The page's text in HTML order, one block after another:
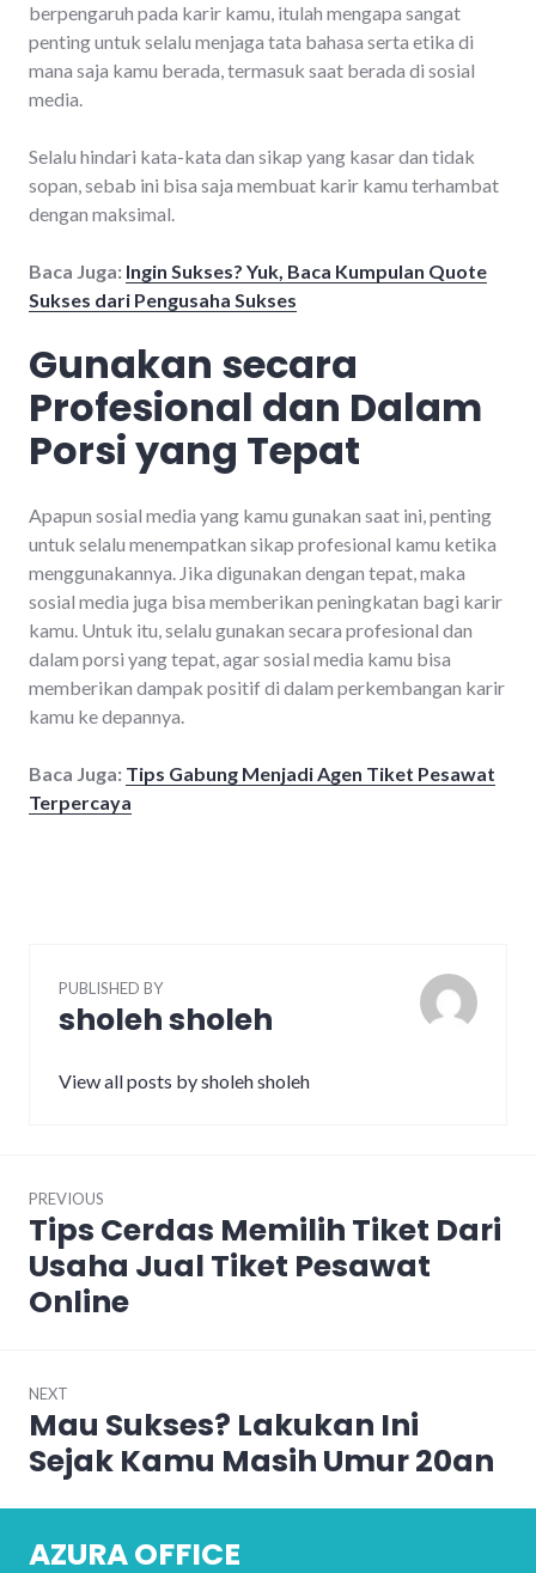
berpengaruh pada karir kamu, itulah mengapa sangat
penting untuk selalu menjaga tata bahasa serta etika di
mana saja kamu berada, termasuk saat berada di sosial
media.
Selalu hindari kata-kata dan sikap yang kasar dan tidak
sopan, sebab ini bisa saja membuat karir kamu terhambat
dengan maksimal.
Baca Juga: Ingin Sukses? Yuk, Baca Kumpulan Quote
Sukses dari Pengusaha Sukses
Gunakan secara
Profesional dan Dalam
Porsi yang Tepat
Apapun sosial media yang kamu gunakan saat ini, penting
untuk selalu menempatkan sikap profesional kamu ketika
menggunakannya. Jika digunakan dengan tepat, maka
sosial media juga bisa memberikan peningkatan bagi karir
kamu. Untuk itu, selalu gunakan secara profesional dan
dalam porsi yang tepat, agar sosial media kamu bisa
memberikan dampak positif di dalam perkembangan karir
kamu ke depannya.
Baca Juga: Tips Gabung Menjadi Agen Tiket Pesawat
Terpercaya
PUBLISHED BY
sholeh sholeh
View all posts by sholeh sholeh
navigation
PREVIOUS
Previous
post:
Tips Cerdas Memilih Tiket Dari
Usaha Jual Tiket Pesawat
Online
NEXT
Next
post:
Mau Sukses? Lakukan Ini
Sejak Kamu Masih Umur 20an
AZURA OFFICE